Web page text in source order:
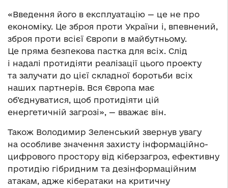
«Введення його в експлуатацію — це не про
економіку. Це зброя проти України і, впевнений,
зброя проти всієї Європи в майбутньому.
Це пряма безпекова пастка для всіх. Слід
і надалі протидіяти реалізації цього проекту
та залучати до цієї складної боротьби всіх
наших партнерів. Вся Європа має
об’єднуватися, щоб протидіяти цій
енергетичній загрозі», — вважає він.
Також Володимир Зеленський звернув увагу
на особливе значення захисту інформаційно-
цифрового простору від кіберзагроз, ефективну
протидію гібридним та дезінформаційним
атакам, адже кібератаки на критичну